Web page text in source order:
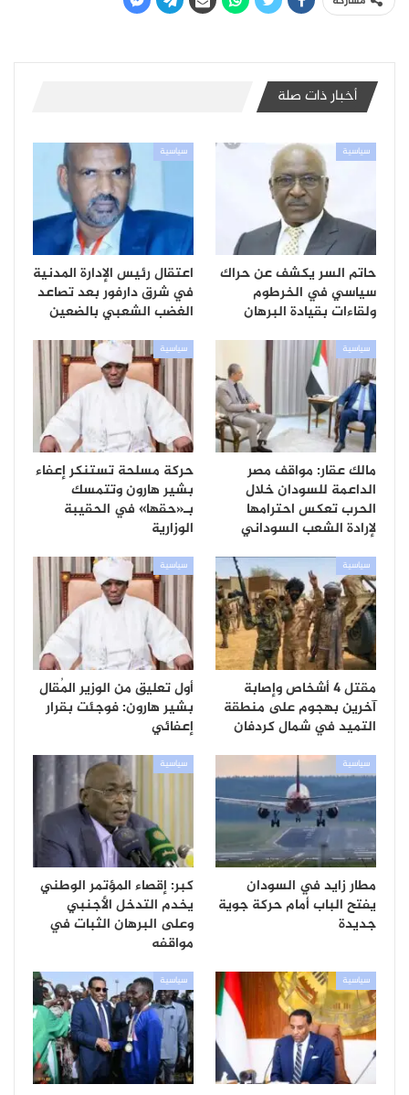
أخبار ذات صلة
سياسية
حاتم السر يكشف عن حراك
سياسي في الخرطوم
ولقاءات بقيادة البرهان
سياسية
اعتقال رئيس الإدارة المدنية
في شرق دارفور بعد تصاعد
الغضب الشعبي بالضعين
سياسية
مالك عقار: مواقف مصر
الداعمة للسودان خلال
الحرب تعكس احترامها
لإرادة الشعب السوداني
سياسية
حركة مسلحة تستنكر إعفاء
بشير هارون وتتمسك
بـ«حقها» في الحقيبة
الوزارية
سياسية
مقتل 4 أشخاص وإصابة
آخرين بهجوم على منطقة
التميد في شمال كردفان
سياسية
أول تعليق من الوزير المُقال
بشير هارون: فوجئت بقرار
إعفائي
سياسية
مطار زايد في السودان
يفتح الباب أمام حركة جوية
جديدة
سياسية
كبر: إقصاء المؤتمر الوطني
يخدم التدخل الأجنبي
وعلى البرهان الثبات في
مواقفه
سياسية سياسية